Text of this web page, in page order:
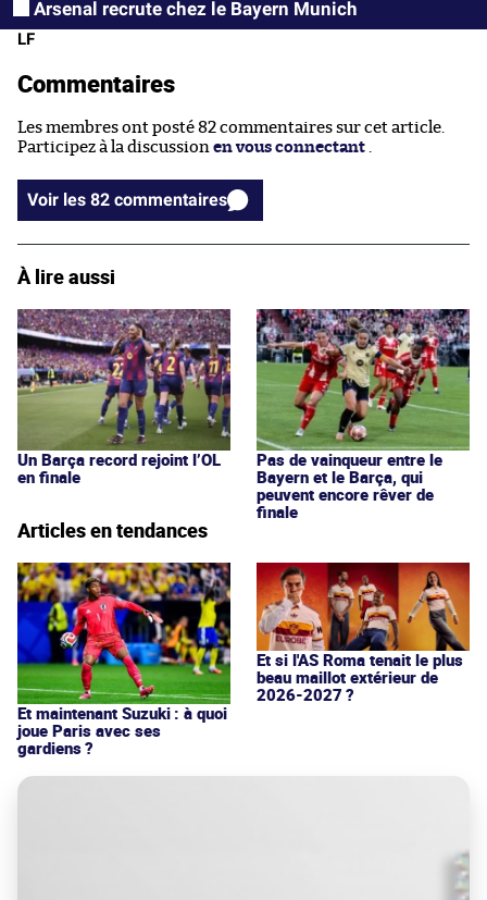
Arsenal recrute chez le Bayern Munich
LF
Commentaires
Les membres ont posté 82 commentaires sur cet article.
Participez à la discussion en vous connectant
Voir les 82 commentaires
À lire aussi
Un Barça record rejoint l’OL
en finale
Pas de vainqueur entre le
Bayern et le Barça, qui
peuvent encore rêver de
finale
Articles en tendances
Et maintenant Suzuki : à quoi
joue Paris avec ses
gardiens ?
Et si l'AS Roma tenait le plus
beau maillot extérieur de
2026-2027 ?